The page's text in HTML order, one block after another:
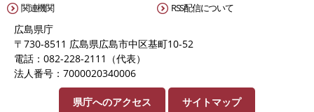
関連機関 RSS配信について
広島県庁
〒730-8511 広島県広島市中区基町10-52
電話：082-228-2111（代表）
法人番号：7000020340006
県庁へのアクセス サイトマップ